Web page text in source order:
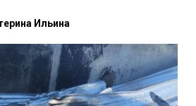
Ильина